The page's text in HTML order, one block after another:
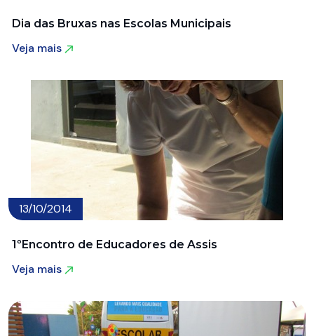
Dia das Bruxas nas Escolas Municipais
Veja mais
13/10/2014
1ºEncontro de Educadores de Assis
Veja mais